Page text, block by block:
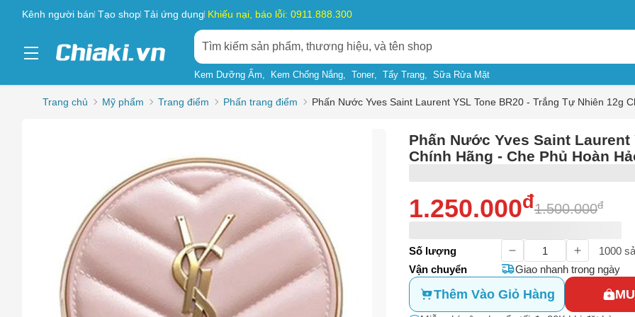
Kênh người bán Tạo shop Tải ứng dụng Khiếu nại, báo lỗi: 0911.888.300
Kem Dưỡng Ẩm Kem Chống Nắng Toner Tẩy Trang Sữa Rửa Mặt
Trang chủ Mỹ phẩm Trang điểm Phấn trang điểm Phấn Nước Yves Saint Laurent YSL Tone BR20 - Trắng Tự Nhiên 12g
Phấn Nước Yves Saint Laurent
Chính Hãng - Che Phủ Hoàn
1.250.000đ1.500.000đ
Số lượng 1000
Vận chuyển
Giao nhanh trong ngày
Thêm Vào Giỏ Hàng